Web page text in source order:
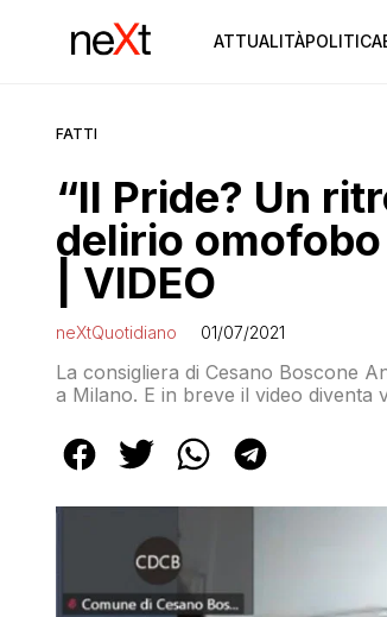
ATTUALITÀPOLITICA
FATTI
“Il Pride? Un
delirio
| VIDEO
neXtQuotidiano 01/07/2021
La consigliera di Cesano Boscone
a Milano. E in breve il video diventa